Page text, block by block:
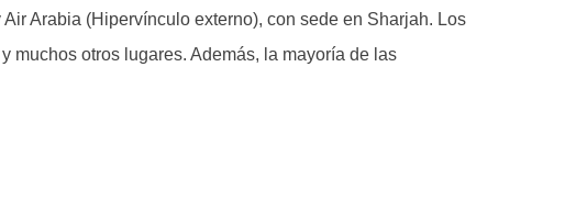
Arabia (Hipervínculo externo), con sede en Sharjah. Los
muchos otros lugares. Además, la mayoría de las